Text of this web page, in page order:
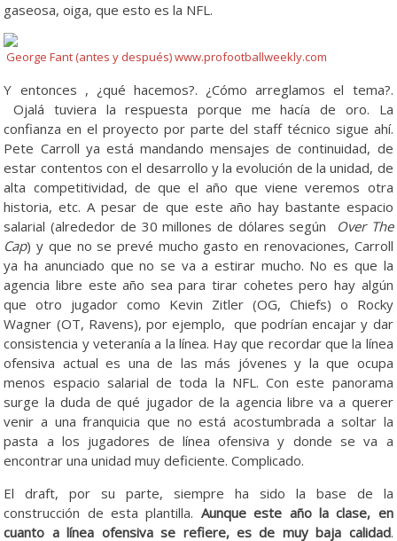
gaseosa, oiga, que esto es la NFL.
George Fant (antes y después) www.profootballweekly.com
Y entonces , ¿qué hacemos?. ¿Cómo arreglamos el tema?.
Ojalá tuviera la respuesta porque me hacía de oro. La
confianza en el proyecto por parte del staff técnico sigue ahí.
Pete Carroll ya está mandando mensajes de continuidad, de
estar contentos con el desarrollo y la evolución de la unidad, de
alta competitividad, de que el año que viene veremos otra
historia, etc. A pesar de que este año hay bastante espacio
salarial (alrededor de 30 millones de dólares según
Over The
Cap) y que no se prevé mucho gasto en renovaciones, Carroll
ya ha anunciado que no se va a estirar mucho. No es que la
agencia libre este año sea para tirar cohetes pero hay algún
que otro jugador como Kevin Zitler (OG, Chiefs) o Rocky
Wagner (OT, Ravens), por ejemplo, que podrían encajar y dar
consistencia y veteranía a la línea. Hay que recordar que la línea
ofensiva actual es una de las más jóvenes y la que ocupa
menos espacio salarial de toda la NFL. Con este panorama
surge la duda de qué jugador de la agencia libre va a querer
venir a una franquicia que no está acostumbrada a soltar la
pasta a los jugadores de línea ofensiva y donde se va a
encontrar una unidad muy deficiente. Complicado.
El draft, por su parte, siempre ha sido la base de la
construcción de esta plantilla. Aunque este año la clase, en
cuanto a línea ofensiva se refiere, es de muy baja calidad.